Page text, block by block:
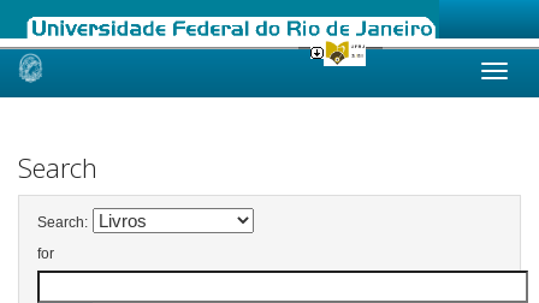
Skip
Search
Search:
for